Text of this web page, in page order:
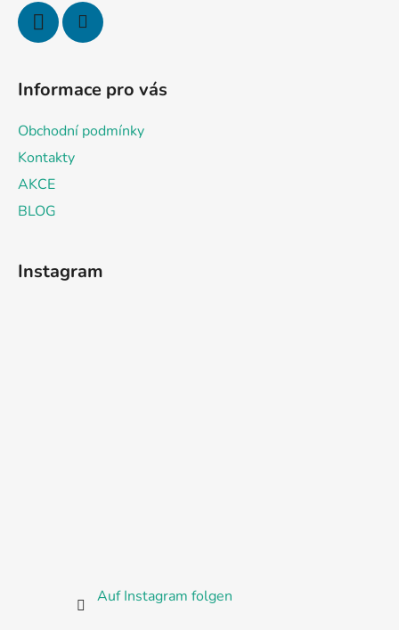
Informace pro vás
Obchodní podmínky
Kontakty
AKCE
BLOG
Instagram
Auf Instagram folgen